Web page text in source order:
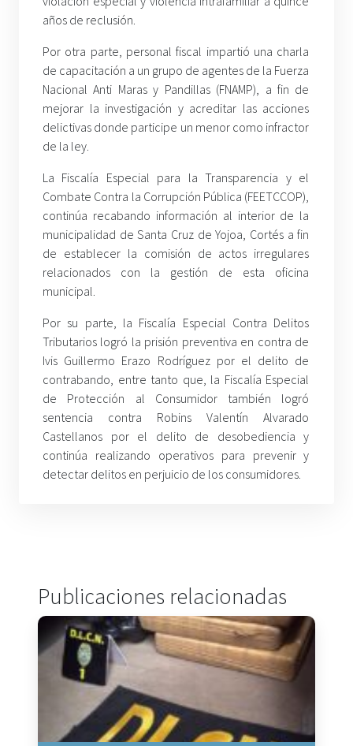
años de reclusión.
Por otra parte, personal fiscal impartió una charla
de capacitación a un grupo de agentes de la Fuerza
Nacional Anti Maras y Pandillas (FNAMP), a fin de
mejorar la investigación y acreditar las acciones
delictivas donde participe un menor como infractor
de la ley.
La Fiscalía Especial para la Transparencia y el
Combate Contra la Corrupción Pública (FEETCCOP),
continúa recabando información al interior de la
municipalidad de Santa Cruz de Yojoa, Cortés a fin
de establecer la comisión de actos irregulares
relacionados con la gestión de esta oficina
municipal.
Por su parte, la Fiscalía Especial Contra Delitos
Tributarios logró la prisión preventiva en contra de
Ivis Guillermo Erazo Rodríguez por el delito de
contrabando, entre tanto que, la Fiscalía Especial
de Protección al Consumidor también logró
sentencia contra Robins Valentín Alvarado
Castellanos por el delito de desobediencia y
continúa realizando operativos para prevenir y
detectar delitos en perjuicio de los consumidores.
Publicaciones relacionadas